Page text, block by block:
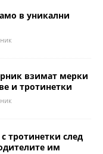
в уникални
взимат мерки
и тротинетки
тротинетки след
им